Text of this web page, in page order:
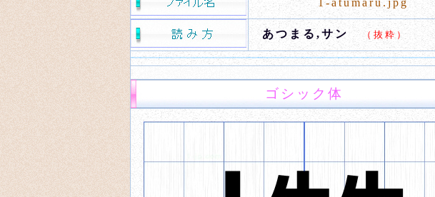
1-atumaru.jpg
あつまる,サン （抜粋）
ゴシック体